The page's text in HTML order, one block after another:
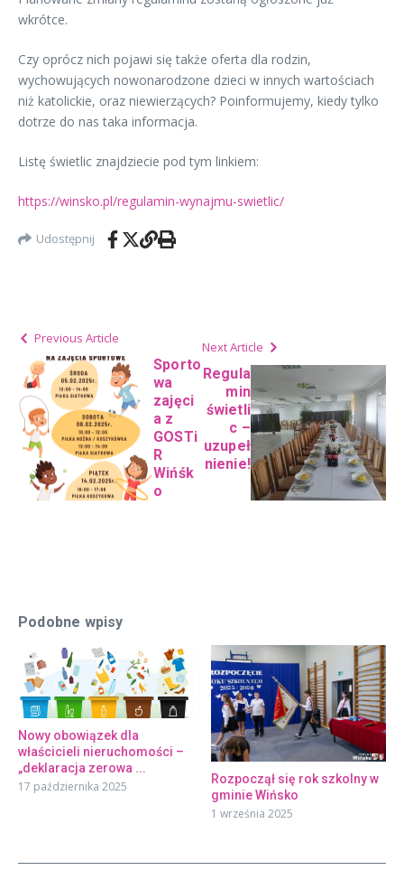
wkrótce.
Czy oprócz nich pojawi się także oferta dla rodzin,
wychowujących nowonarodzone dzieci w innych wartościach
niż katolickie, oraz niewierzących? Poinformujemy, kiedy tylko
dotrze do nas taka informacja.
Listę świetlic znajdziecie pod tym linkiem:
https://winsko.pl/regulamin-wynajmu-swietlic/
Udostępnij
Previous Article
Sporto
wa
zajęci
a z
GOSTi
R
Wińśk
o
Next Article
Regula
min
świetli
c –
uzupeł
nienie!
Podobne wpisy
Nowy obowiązek dla
właścicieli nieruchomości –
„deklaracja zerowa ...
17 października 2025
Rozpoczął się rok szkolny w
gminie Wińsko
1 września 2025